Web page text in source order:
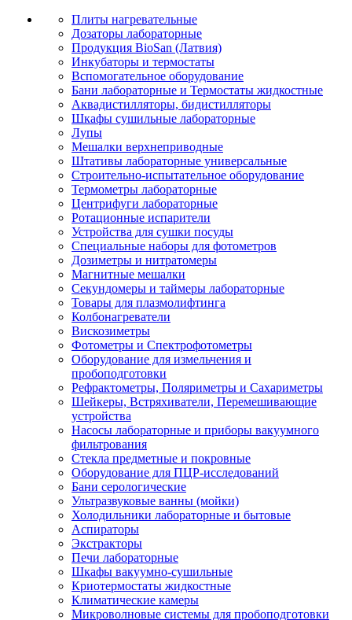
Плиты нагревательные
Дозаторы лабораторные
Продукция BioSan (Латвия)
Инкубаторы и термостаты
Вспомогательное оборудование
Бани лабораторные и Термостаты жидкостные
Аквадистилляторы, бидистилляторы
Шкафы сушильные лабораторные
Лупы
Мешалки верхнеприводные
Штативы лабораторные универсальные
Строительно-испытательное оборудование
Термометры лабораторные
Центрифуги лабораторные
Ротационные испарители
Устройства для сушки посуды
Специальные наборы для фотометров
Дозиметры и нитратомеры
Магнитные мешалки
Секундомеры и таймеры лабораторные
Товары для плазмолифтинга
Колбонагреватели
Вискозиметры
Фотометры и Спектрофотометры
Оборудование для измельчения и
пробоподготовки
Рефрактометры, Поляриметры и Сахариметры
Шейкеры, Встряхиватели, Перемешивающие
устройства
Насосы лабораторные и приборы вакуумного
фильтрования
Стекла предметные и покровные
Оборудование для ПЦР-исследований
Бани серологические
Ультразвуковые ванны (мойки)
Холодильники лабораторные и бытовые
Аспираторы
Экстракторы
Печи лабораторные
Шкафы вакуумно-сушильные
Криотермостаты жидкостные
Климатические камеры
Микроволновые системы для пробоподготовки